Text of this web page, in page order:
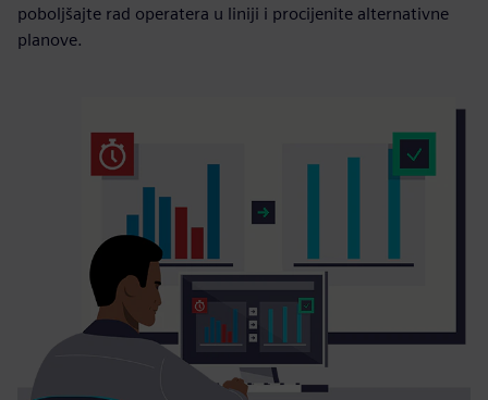
poboljšajte rad operatera u liniji i procijenite alternativne
planove.